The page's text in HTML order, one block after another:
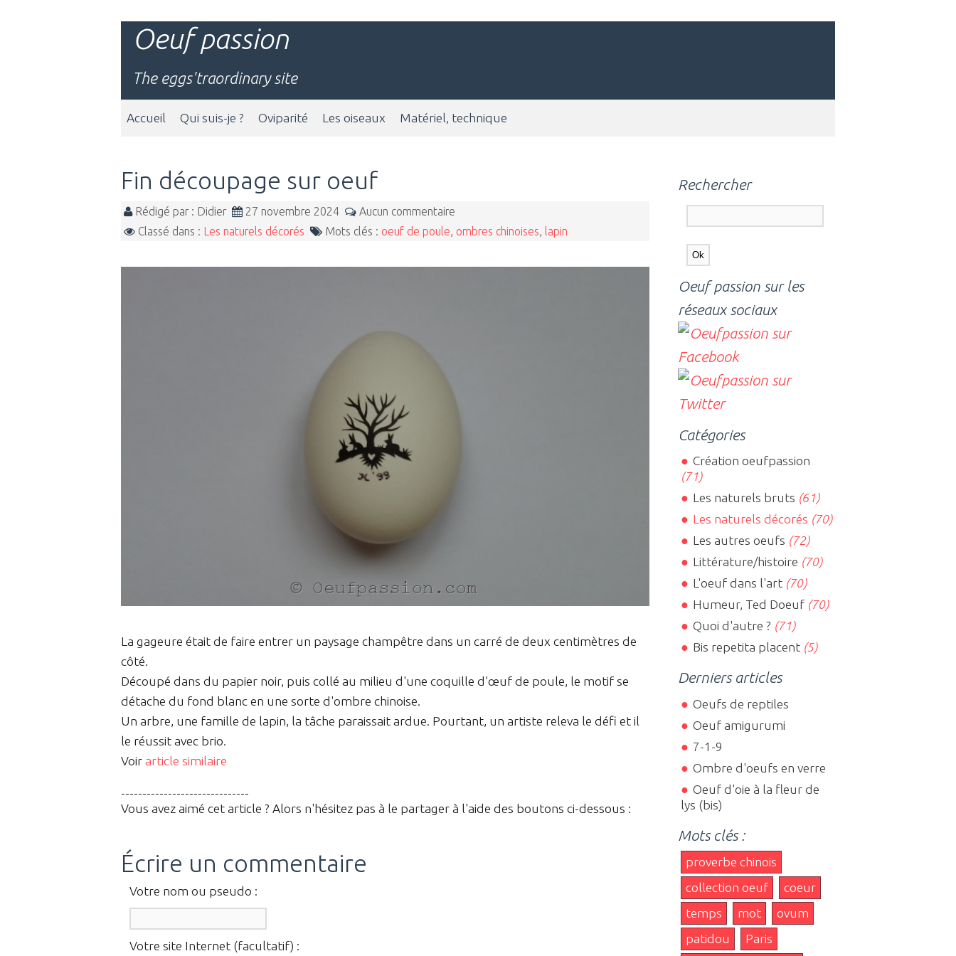
Oeuf passion
The eggs'traordinary site
Accueil Qui suis-je ? Oviparité Les oiseaux Matériel, technique
Fin découpage sur oeuf
Rédigé par : Didier 27 novembre 2024
Aucun commentaire
Classé dans : Les naturels décorés Mots clés : oeuf de poule ombres chinoises lapin
La gageure était de faire entrer un paysage champêtre dans un carré de deux centimètres de
côté.
Découpé dans du papier noir, puis collé au milieu d'une coquille d’œuf de poule, le motif se
détache du fond blanc en une sorte d'ombre chinoise.
Un arbre, une famille de lapin, la tâche paraissait ardue. Pourtant, un artiste releva le défi et il
le réussit avec brio.
Voir article similaire
------------------------------
Vous avez aimé cet article ? Alors n'hésitez pas à le partager à l'aide des boutons ci-dessous :
Écrire un commentaire
Votre nom ou pseudo :
Votre site Internet (facultatif) :
Rechercher
Oeuf passion sur les
réseaux sociaux
Catégories
Création oeufpassion
(71)
Les naturels bruts (61)
Les naturels décorés (70)
Les autres oeufs (72)
Littérature/histoire (70)
L'oeuf dans l'art(70)
Humeur, Ted Doeuf(70)
Quoi d'autre ? (71)
Bis repetita placent(5)
Derniers articles
Oeufs de reptiles
Oeuf amigurumi
7-1-9
Ombre d'oeufs en verre
Oeuf d'oie à la fleur de
lys (bis)
Mots clés :
proverbe chinois
collection oeuf
coeur
temps
mot
ovum
patidou
Paris